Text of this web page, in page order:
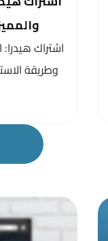
اشتراك هيدرا:
وطريقة